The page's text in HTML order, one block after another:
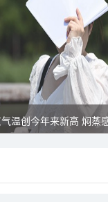
温创今年来新高 焖蒸